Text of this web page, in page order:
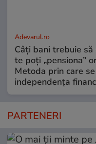
Adevarul.ro
Câți bani trebuie să
te poți „pensiona”
Metoda prin care
independența
PARTENERI